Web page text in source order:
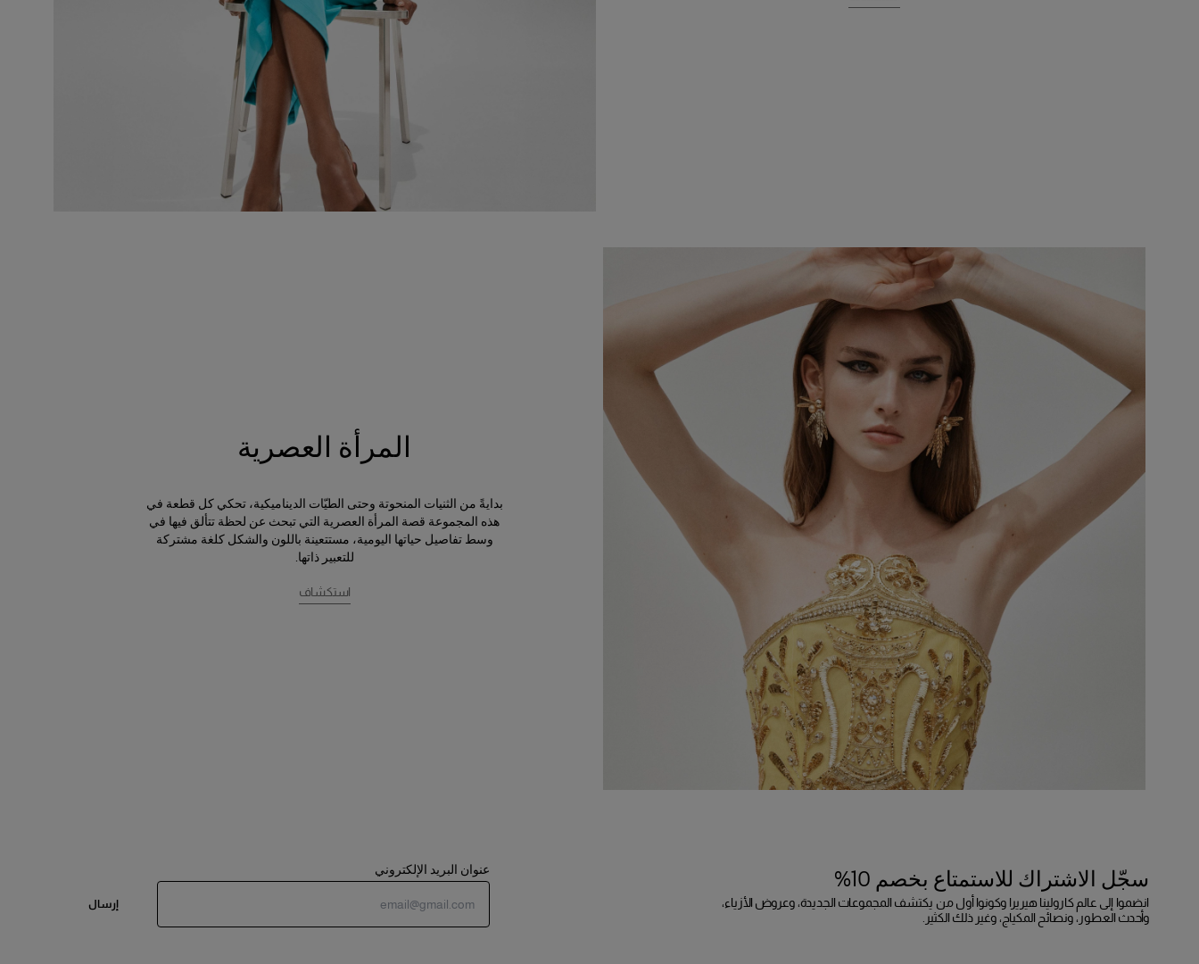
المرأة العصرية
بدايةً من الثنيات المنحوتة وحتى الطيّات الديناميكية، تحكي كل قطعة في
هذه المجموعة قصة المرأة العصرية التي تبحث عن لحظة تتألق فيها في
وسط تفاصيل حياتها اليومية، مستتعينة باللون والشكل كلغة مشتركة
للتعبير ذاتها.
استكشاف
سجّل الاشتراك للاستمتاع بخصم 10%
انضموا إلى عالم كارولينا هيريرا وكونوا أول من يكتشف المجموعات الجديدة، وعروض الأزياء،
وأحدث العطور، ونصائح المكياج، وغير ذلك الكثير.
عنوان البريد الإلكتروني
إرسال